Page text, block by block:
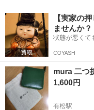
【実家の
ませんか？
状態が悪くて
COYASH
mura 二つ
1,600円
有松駅